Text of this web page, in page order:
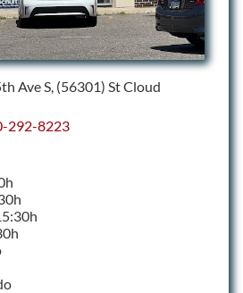
Ave S, (56301) St Cloud
292-8223